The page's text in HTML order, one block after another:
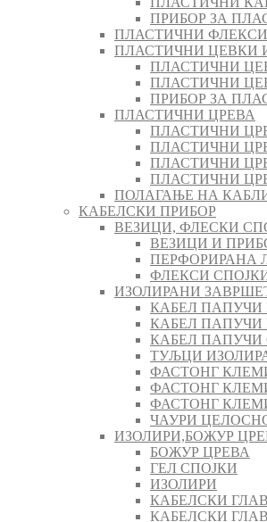
ПРИБОР ЗА
ПЛАСТИЧНИ
ПЛАСТИЧНИ ЦЕВКИ
ПЛАСТИЧНИ
ПЛАСТИЧНИ
ПРИБОР ЗА
ПЛАСТИЧНИ ЦРЕВА
ПЛАСТИЧНИ
ПЛАСТИЧНИ
ПЛАСТИЧНИ
ПЛАСТИЧНИ
ПОЛАГАЊЕ НА
КАБЕЛСКИ ПРИБОР
ВЕЗИЦИ, ФЛЕСКИ
ВЕЗИЦИ И
ПЕРФОРИРАНА
ФЛЕКСИ
ИЗОЛИРАНИ
КАБЕЛ
КАБЕЛ ПАПУЧИ
КАБЕЛ ПАПУЧИ
ТУЉЦИ
ФАСТОНГ
ФАСТОНГ
ФАСТОНГ
ЧАУРИ
ИЗОЛИРИ,БОЖУР
БОЖУР ЦРЕВА
ГЕЛ СПОЈКИ
ИЗОЛИРИ
КАБЕЛСКИ
КАБЕЛСКИ